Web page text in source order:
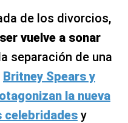
de los divorcios,
vuelve a sonar
separación de una
Britney Spears y
la nueva
celebridades y